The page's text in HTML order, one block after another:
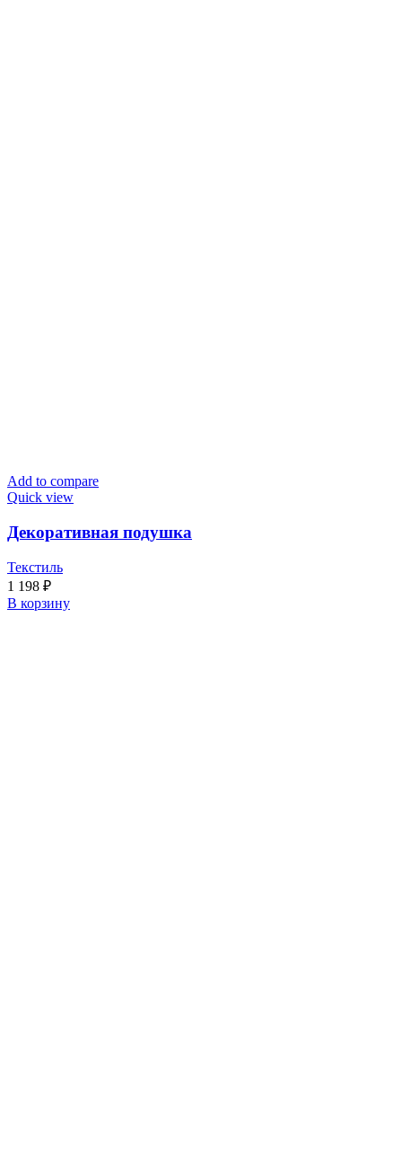
Add to compare
Quick view
Декоративная подушка
Текстиль
1 198 ₽
В корзину